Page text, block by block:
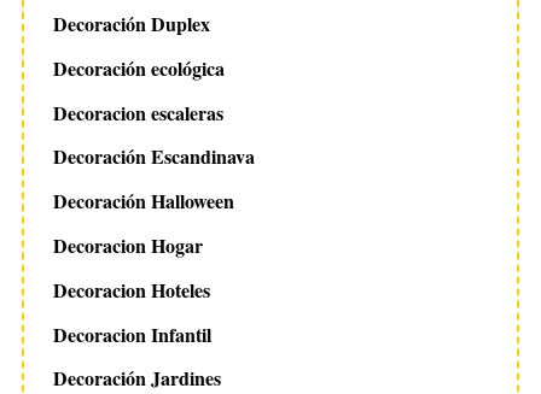
Decoración Duplex
Decoración ecológica
Decoracion escaleras
Decoración Escandinava
Decoración Halloween
Decoracion Hogar
Decoracion Hoteles
Decoracion Infantil
Decoración Jardines